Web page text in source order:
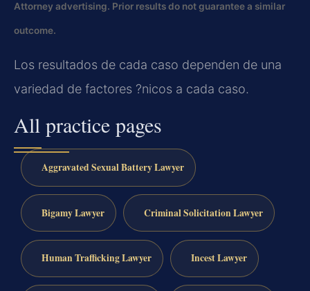
Attorney advertising. Prior results do not guarantee a similar
outcome.
Los resultados de cada caso dependen de una
variedad de factores ?nicos a cada caso.
All practice pages
Aggravated Sexual Battery Lawyer
Bigamy Lawyer Criminal Solicitation Lawyer
Human Trafficking Lawyer Incest Lawyer